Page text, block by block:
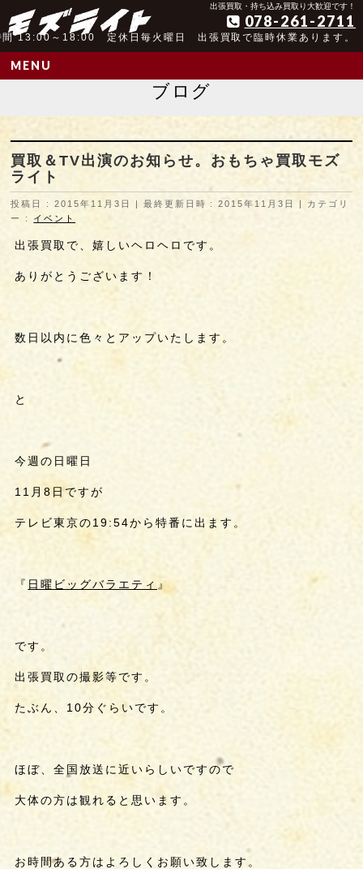
アンティーク玩具取扱歴25年以上の実績 出張買取・持ち込み買取り大歓迎です！
078-261-2711
間 13:00～18:00 定休日毎火曜日 出張買取で臨時休業あります。
MENU
ブログ
買取＆TV出演のお知らせ。おもちゃ買取モズ
ライト
投稿日 : 2015年11月3日 最終更新日時 : 2015年11月3日
カテゴリ
ー : イベント
出張買取で、嬉しいヘロヘロです。
ありがとうございます！
数日以内に色々とアップいたします。
と
今週の日曜日
11月8日ですが
テレビ東京の19:54から特番に出ます。
『 日曜ビッグバラエティ 』
です。
出張買取の撮影等です。
たぶん、10分ぐらいです。
ほぼ、全国放送に近いらしいですので
大体の方は観れると思います。
お時間ある方はよろしくお願い致します。